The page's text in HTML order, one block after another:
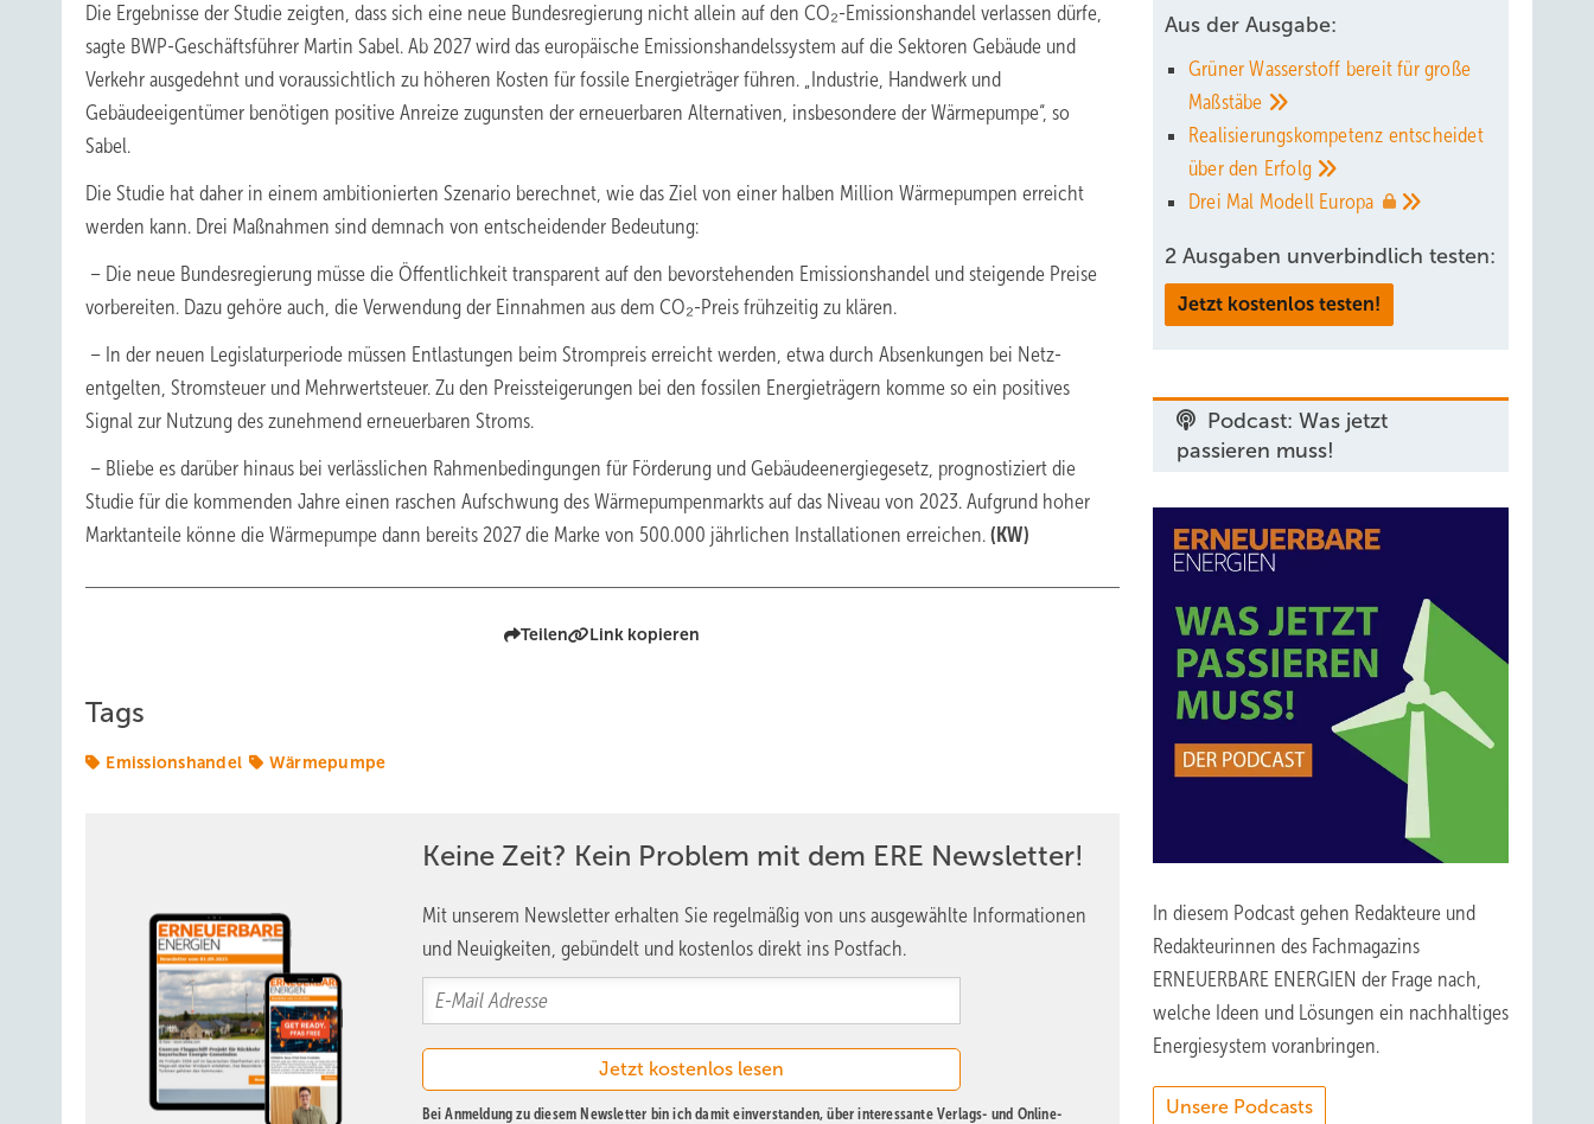
Die Ergebnisse der Studie zeigten, dass sich eine neue Bundesregierung nicht allein auf den CO₂-Emissionshandel verlassen dürfe,
sagte BWP-Geschäftsführer Martin Sabel. Ab 2027 wird das europäische Emissionshandelssystem auf die Sektoren Gebäude und
Verkehr ausgedehnt und voraussichtlich zu höheren Kosten für fossile Energieträger führen. „Industrie, Handwerk und
Gebäudeeigentümer benötigen positive Anreize zugunsten der erneuerbaren Alternativen, insbesondere der Wärmepumpe“, so
Sabel.
Die Studie hat daher in einem ambitionierten Szenario berechnet, wie das Ziel von einer halben Million Wärmepumpen erreicht
werden kann. Drei Maßnahmen sind demnach von entscheidender Bedeutung:
– Die neue Bundesregierung müsse die Öffentlichkeit transparent auf den bevorstehenden Emissionshandel und steigende Preise
vorbereiten. Dazu gehöre auch, die Verwendung der Einnahmen aus dem CO₂-Preis frühzeitig zu klären.
– In der neuen Legislaturperiode müssen Entlastungen beim Strompreis erreicht werden, etwa durch Absenkungen bei Netz­
entgelten, Stromsteuer und Mehrwertsteuer. Zu den Preissteigerungen bei den fossilen Energieträgern komme so ein positives
Signal zur Nutzung des zunehmend erneuerbaren Stroms.
– Bliebe es darüber hinaus bei verlässlichen Rahmenbedingungen für Förderung und Gebäudeenergiegesetz, prognostiziert die
Studie für die kommenden Jahre einen raschen Aufschwung des Wärmepumpenmarkts auf das Niveau von 2023. Aufgrund hoher
Marktanteile könne die Wärmepumpe dann bereits 2027 die Marke von 500.000 jährlichen Installationen erreichen. (KW)
Teilen Link kopieren
Tags
Emissionshandel Wärmepumpe
Keine Zeit? Kein Problem mit dem ERE Newsletter!
Mit unserem Newsletter erhalten Sie regelmäßig von uns ausgewählte Informationen
und Neuigkeiten, gebündelt und kostenlos direkt ins Postfach.
Bei Anmeldung zu diesem Newsletter bin ich damit einverstanden, über interessante Verlags- und Online-
Aus der Ausgabe:
Grüner Wasserstoff bereit für große
Maßstäbe
Realisierungskompetenz entscheidet
über den Erfolg
Drei Mal Modell Europa
2 Ausgaben unverbindlich testen:
Jetzt kostenlos testen!
Podcast: Was jetzt
passieren muss!
In diesem Podcast gehen Redakteure und
Redakteurinnen des Fachmagazins
ERNEUERBARE ENERGIEN der Frage nach,
welche Ideen und Lösungen ein nachhaltiges
Energiesystem voranbringen.
Unsere Podcasts